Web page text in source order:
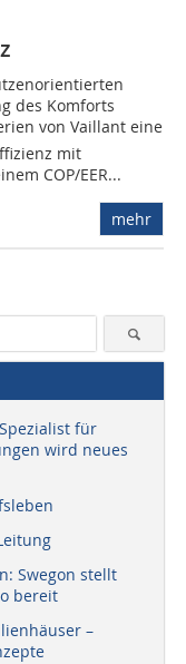
des Komforts
von Vaillant eine
mit
COP/EER...
mehr
für
wird neues
Swegon stellt
bereit
–